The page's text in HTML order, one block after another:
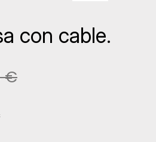
con cable.
€